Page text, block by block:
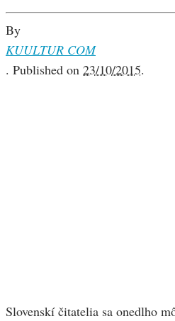
By
KUULTUR COM
. Published on 23/10/2015.
Slovenskí čitatelia sa onedlho